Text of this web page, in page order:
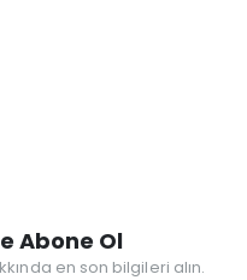
Abone Ol
en son bilgileri alın.